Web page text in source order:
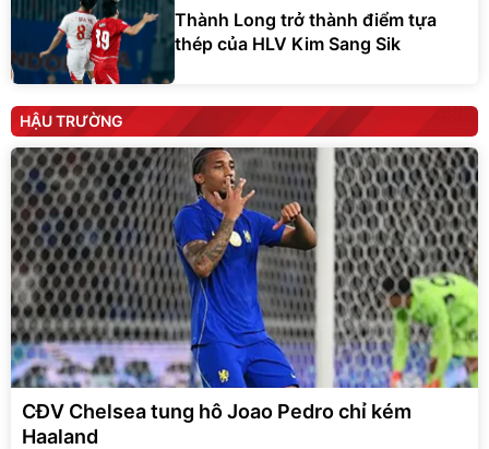
Thành Long trở thành điểm tựa
thép của HLV Kim Sang Sik
HẬU TRƯỜNG
CĐV Chelsea tung hô Joao Pedro chỉ kém
Haaland